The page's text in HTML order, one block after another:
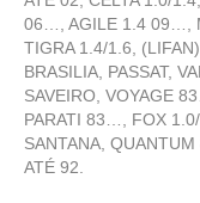
06…, AGILE 1.4 09…,
TIGRA 1.4/1.6,
BRASILIA, PASSAT,
SAVEIRO, VOYAGE
PARATI 83…, FOX
SANTANA,
ATÉ 92.